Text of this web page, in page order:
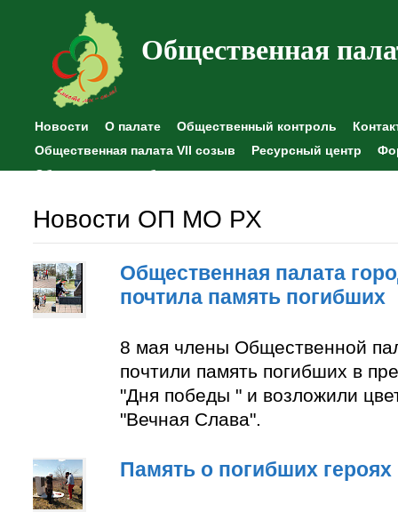
Общественная
Новости О палате Общественный контроль
Общественная палата VII созыв
Ресурсный центр
Общественные наблюдения
Новости ОП МО РХ
Общественная палата
почтила память погибших
8 мая члены Общественной
почтили память погибших в
"Дня победы " и возложили
"Вечная Слава".
Память о погибших героях